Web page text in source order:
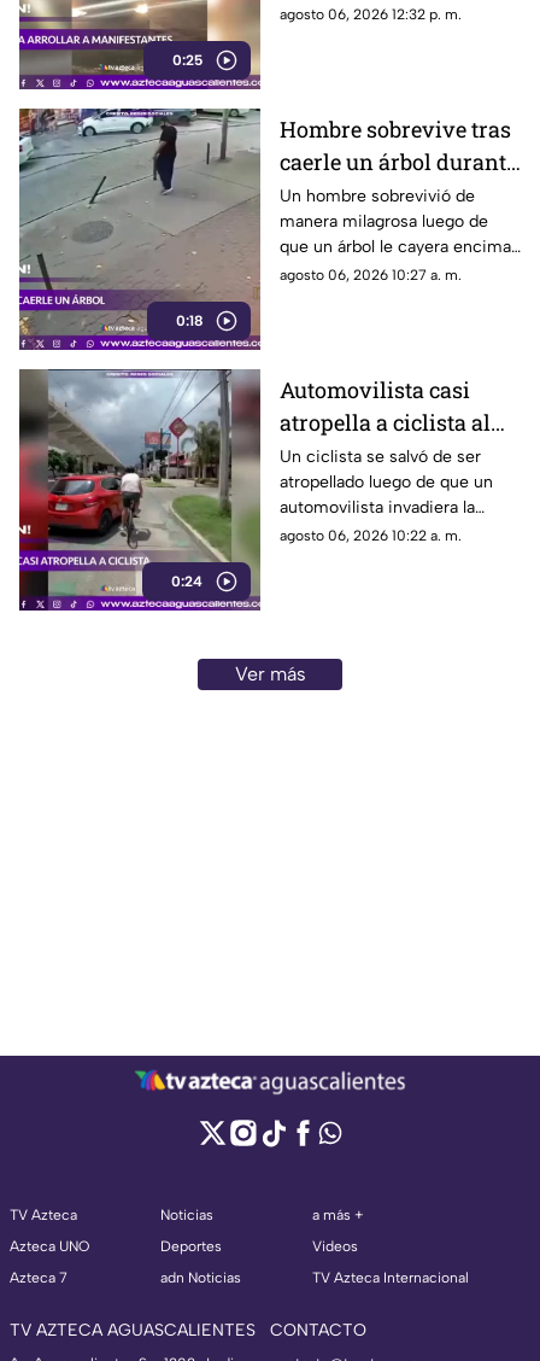
0:25
que un trailero presuntamente
agosto 06, 2026 12:32 p. m.
0:18
Hombre sobrevive tras
caerle un árbol durante
tormenta
Un hombre sobrevivió de
manera milagrosa luego de
que un árbol le cayera encima
durante una fuerte tormenta
agosto 06, 2026 10:27 a. m.
0:24
Automovilista casi
atropella a ciclista al
invadir el carril de la
ciclovía en Guadalajara
Un ciclista se salvó de ser
atropellado luego de que un
automovilista invadiera la
ciclovía al girar a la derecha sin
agosto 06, 2026 10:22 a. m.
Ver más
TV Azteca
Azteca UNO
Azteca 7
Noticias
Deportes
adn Noticias
a más +
Videos
TV Azteca Internacional
TV AZTECA AGUASCALIENTES CONTACTO